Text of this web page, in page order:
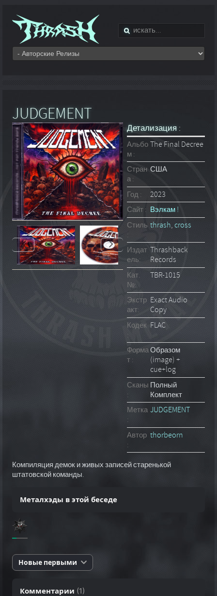
JUDGEMENT
Детализация :
Альбо
м :
The Final Decree
Стран
а :
США
Год :
2023
Сайт : Вэлкам !
Стиль
:
thrash,cross
Издат
ель:
Thrashback
Records
Кат.
№:
TBR-1015
Экстр
акт:
Exact Audio
Copy
Кодек
:
FLAC
Форма
т :
Образом
(image) +
cue+log
Сканы
:
Полный
Комплект
Метка
:
JUDGEMENT
Автор
:
thorbeorn
Компиляция демок и живых записей старенькой
штатовской команды.
Металхэды в этой беседе
Новые первыми
Комментарии (1)